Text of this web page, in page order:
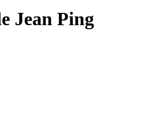
Jean Ping